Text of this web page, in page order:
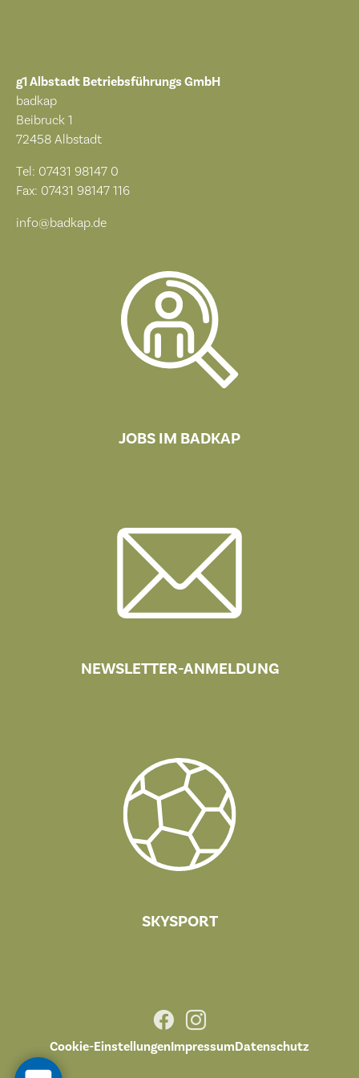
g1 Albstadt Betriebsführungs GmbH
badkap
Beibruck 1
72458 Albstadt
Tel: 07431 98147 0
Fax: 07431 98147 116
info@badkap.de
JOBS IM BADKAP
NEWSLETTER-ANMELDUNG
SKYSPORT
FacebookInstagram
Cookie-EinstellungenImpressumDatenschutz